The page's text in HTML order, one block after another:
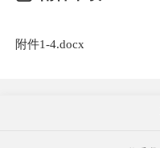
附件1-4.docx